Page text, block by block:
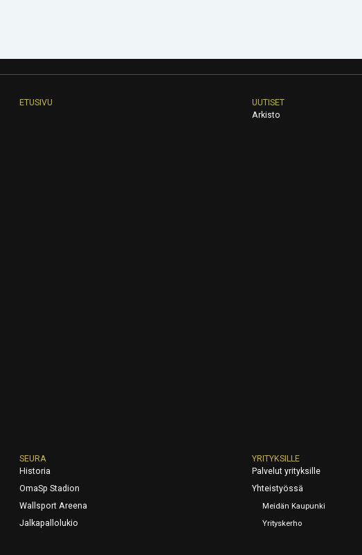
ETUSIVU
UUTISET
Arkisto
SEURA
Historia
OmaSp Stadion
Wallsport Areena
Jalkapallolukio
YRITYKSILLE
Palvelut yrityksille
Yhteistyössä
Meidän Kaupunki
Yrityskerho